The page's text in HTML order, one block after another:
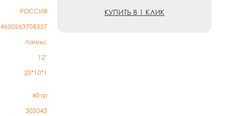
РОССИЯ
4650263708357
Латекс
12"
20*10*1
40 гр
305043
КУПИТЬ В 1 КЛИК